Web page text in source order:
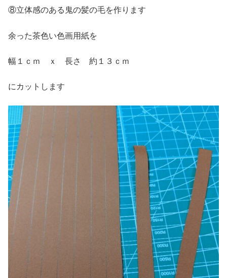
⑧立体感のある鬼の髪の毛を作ります
余った茶色い色画用紙を
幅１ｃｍ ｘ 長さ 約１３ｃｍ
にカットします